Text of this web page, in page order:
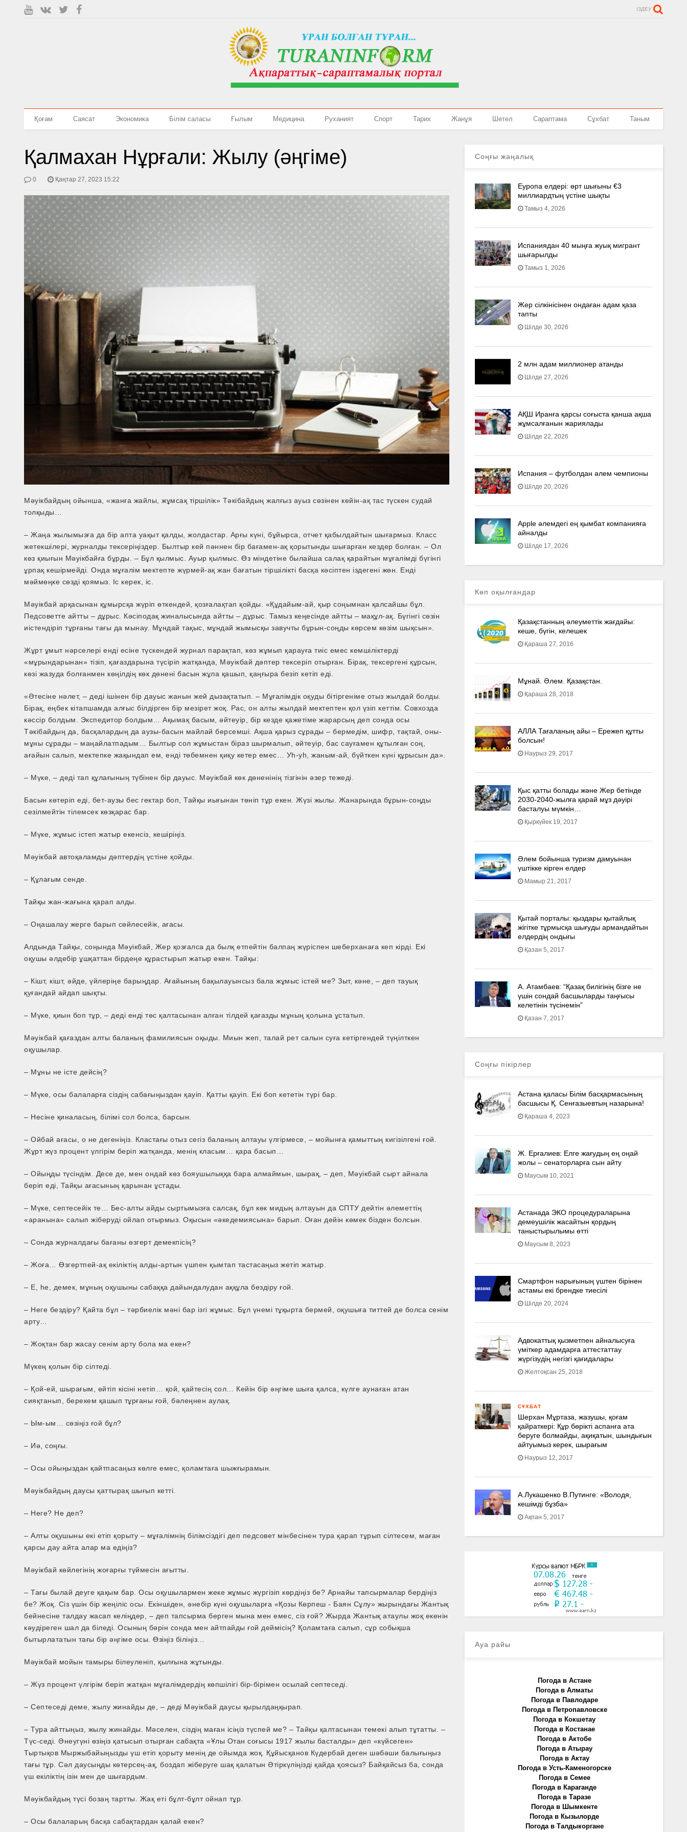
ІЗДЕУ
Қоғам Саясат Экономика Білім саласы Ғылым Медицина Руханият Спорт Тарих Жанұя Шетел Сараптама Сұхбат Таным
Қалмахан Нұрғали: Жылу (әңгіме)
0 Қаңтар 27, 2023 15:22
Мәуікбайдың ойынша, «жанға жайлы, жұмсақ тіршілік» Тәкібайдың жалғыз ауыз сөзінен кейін-ақ тас түскен судай
толқыды…
– Жаңа жылымызға да бір апта уақыт қалды, жолдастар. Арғы күні, бұйырса, отчет қабылдайтын шығармыз. Класс
жетекшілері, журналды тексеріңіздер. Былтыр кей пәннен бір бағамен­-ақ қорытынды шығарған кездер болған. – Ол
көз қиығын Мәуікбайға бұрды. – Бұл қылмыс. Ауыр қылмыс. Өз міндетіне былайша салақ қарайтын мұғалімді бүгінгі
ұрпақ кешірмейді. Онда мұғалім мектепте жүрмей­-ақ жан бағатын тіршілікті басқа кәсіптен іздегені жөн. Енді
мәймөңке сөзді қоямыз. Іс керек, іс.
Мәуікбай арқасынан құмырсқа жүріп өткендей, қозғалақтап қойды. «Құдайым-­ай, қыр соңымнан қалсайшы бұл.
Педсоветте айтты – дұрыс. Кәсіподақ жиналысында айтты – дұрыс. Тамыз кеңесінде айтты – мақұл-­ақ. Бүгінгі сөзін
иістендіріп тұрғаны тағы да мынау. Мұндай тақыс, мұндай жымысқы завучты бұрын­-соңды көрсем көзім шықсын».
Жұрт ұмыт нәрселері енді есіне түскендей журнал парақтап, көз жұмып қарауға тиіс емес кемшіліктерді
«мұрындарынан» тізіп, қағаздарына түсіріп жатқанда, Мәуікбай дәптер тексеріп отырған. Бірақ, тексергені құрсын,
көзі жазуда болғанмен көңілдің көк дөнені басын жұла қашып, қаңғыра безіп кетіп еді.
«Әтесіне нәлет, – деді ішінен бір дауыс жанын жей дызақтатып. – Мұғалімдік оқуды бітіргеніме отыз жылдай болды.
Бірақ, еңбек кітапшамда алғыс білдірген бір мезірет жоқ. Рас, он алты жылдай мектептен қол үзіп кеттім. Совхозда
кәссір болдым. Экспедитор болдым… Ақымақ басым, әйтеуір, бір кезде қажетіме жарарсың деп сонда осы
Тәкібайдың да, басқалардың да аузы­-басын майлай берсемші. Ақша қарыз сұрады – бермедім, шифр, тақтай, оны­-
мұны сұрады – маңайлатпадым… Былтыр сол жұмыстан біраз шырмалып, әйтеуір, бас сауғамен құтылған соң,
ағайын салып, мектепке жақындап ем, енді төбемнен қиқу кетер емес… Уһ­-уһ, жаным-­ай, бүйткен күні құрысын да».
– Мүке, – деді тап құлағының түбінен бір дауыс. Мәуікбай көк дөненінің тізгінін әзер тежеді.
Басын көтеріп еді, бет­-аузы бес гектар боп, Тайқы иығынан төніп тұр екен. Жүзі жылы. Жанарында бұрын-­соңды
сезілмейтін тілемсек көзқарас бар.
– Мүке, жұмыс істеп жатыр екенсіз, кешіріңіз.
Мәуікбай автоқаламды дәптердің үстіне қойды.
– Құлағым сенде.
Тайқы жан-жағына қарап алды.
– Оңашалау жерге барып сөйлесейік, ағасы.
Алдында Тайқы, соңында Мәуікбай, Жер қозғалса да былқ етпейтін балпаң жүріспен шеберханаға кеп кірді. Екі
оқушы әлдебір ұшқаттан бірдеңе құрастырып жатыр екен. Тайқы:
– Кішт, кішт, әйде, үйлеріңе барыңдар. Ағайының бақылауынсыз бала жұмыс істей ме? Зыт, кәне, – деп тауық
қуғандай айдап шықты.
– Мүке, қиын боп тұр, – деді енді төс қалтасынан алған тілдей қағазды мұның қолына ұстатып.
Мәуікбай қағаздан алты баланың фамилиясын оқыды. Миын жеп, талай рет салын суға кетіргендей түңілткен
оқушылар.
– Мұны не істе дейсің?
– Мүке, осы балаларға сіздің сабағыңыздан қауіп. Қатты қауіп. Екі боп кететін түрі бар.
– Несіне қиналасың, білімі сол болса, барсын.
– Ойбай ағасы, о не дегеніңіз. Кластағы отыз сегіз баланың алтауы үлгірмесе, – мойынға қамыттың кигізілгені ғой.
Жұрт жүз процент үлгірім беріп жатқанда, менің класым… қара басып…
– Ойыңды түсіндім. Десе де, мен ондай көз бояушылыққа бара алмаймын, шырақ, – деп, Мәуікбай сырт айнала
беріп еді, Тайқы ағасының қарынан ұстады.
– Мүке, септесейік те… Бес-алты айды сыртымызға салсақ, бұл көк мидың алтауын да СПТУ дейтін әлеметтің
«аранына» салып жіберуді ойлап отырмыз. Оқысын «әкедемиясына» барып. Оған дейін көмек бізден болсын.
– Сонда журналдағы бағаны өзгерт демекпісің?
– Жоға… Өзгертпей­-ақ екіліктің алды­-артын үшпен қымтап тастасаңыз жетіп жатыр.
– Е, һе, демек, мұның оқушыны сабаққа дайындалудан аққұла бездіру ғой.
– Неге бездіру? Қайта бұл – тәрбиелік мәні бар ізгі жұмыс. Бұл үнемі тұқырта бермей, оқушыға титтей де болса сенім
арту…
– Жоқтан бар жасау сенім арту бола ма екен?
Мүкең қолын бір сілтеді.
– Қой­-ей, шырағым, өйтіп кісіні нетіп… қой, қайтесің сол… Кейін бір әңгіме шыға қалса, күлге аунаған атан
сияқтанып, берекем қашып тұрғаны ғой, бәлеңнен аулақ.
– Ым-­ым… сөзіңіз ғой бұл?
– Иә, соңғы.
– Осы ойыңыздан қайтпасаңыз көлге емес, қоламтаға шыжғырамын.
Мәуікбайдың даусы қаттырақ шығып кетті.
– Неге? Не деп?
– Алты оқушыны екі етіп қорыту – мұғалімнің білімсіздігі деп педсовет мінбесінен тура қарап тұрып сілтесем, маған
қарсы дау айта алар ма едіңіз?
Мәуікбай көйлегінің жоғарғы түймесін ағытты.
– Тағы былай деуге қақым бар. Осы оқушылармен жеке жұмыс жүргізіп көрдіңіз бе? Арнайы тапсырмалар бердіңіз
бе? Жоқ. Сіз үшін бір жеңіліс осы. Екіншіден, әнебір күні оқушыларға «Қозы Көрпеш -­ Баян Сұлу» жырындағы Жантық
бейнесіне талдау жасап келіңдер, – деп тапсырма берген мына мен емес, сіз ғой? Жырда Жантық атаулы жоқ екенін
кәудіреген шал да біледі. Осының бәрін сонда мен айтпайды ғой деймісің? Қоламтаға салып, сұр собықша
бытырлататын тағы бір әңгіме осы. Өзіңіз біліңіз…
Мәуікбай мойын тамыры білеуленіп, қылғына жұтынды.
– Жүз процент үлгірім беріп жатқан мұғалімдердің көпшілігі бір-­бірімен осылай септеседі.
– Септеседі деме, жылу жинайды де, – деді Мәуікбай даусы қырылдаңқырап.
– Тура айттыңыз, жылу жинайды. Мәселен, сіздің маған ісіңіз түспей ме? – Тайқы қалтасынан темекі алып тұтатты. –
Түс­-се­ді. Әнеугүні өзіңіз қатысып отырған сабақта «Ұлы Отан соғысы 1917 жылы басталды» деп «күйсеген»
Тыртықов Мыржыбайыңызды үш етіп қорыту менің де ойымда жоқ. Құйысқанов Күдербай деген шәбәши балығыңыз
тағы тұр. Сәл даусыңды көтерсең­-ақ, боздап жіберуге шақ қалатын Әтіркүліңізді қайда қоясыз? Байқайсыз ба, сонда
үш екіліктің ізін мен де шығардым.
Мәуікбайдың түсі бозаң тартты. Жақ еті бұлт-­бұлт ойнап тұр.
– Осы балаларың басқа сабақтардан қалай екен?
Соңғы жаңалық
Еуропа елдері: өрт шығыны €3
миллиардтың үстіне шықты
Тамыз 4, 2026
Испаниядан 40 мыңға жуық мигрант
шығарылды
Тамыз 1, 2026
Жер сілкінісінен ондаған адам қаза
тапты
Шілде 30, 2026
2 млн адам миллионер атанды
Шілде 27, 2026
АҚШ Иранға қарсы соғыста қанша ақша
жұмсалғанын жариялады
Шілде 22, 2026
Испания – футболдан әлем чемпионы
Шілде 20, 2026
Apple әлемдегі ең қымбат компанияға
айналды
Шілде 17, 2026
Көп оқылғандар
Қазақстанның әлеуметтік жағдайы:
кеше, бүгін, келешек
Қараша 27, 2016
Мұнай. Әлем. Қазақстан.
Қараша 28, 2018
АЛЛА Тағаланың айы – Ережеп құтты
болсын!
Наурыз 29, 2017
Қыс қатты болады және Жер бетінде
2030-2040­-жылға қарай мұз дәуірі
басталуы мүмкін…
Қыркүйек 19, 2017
Әлем бойынша туризм дамуынан
үштікке кірген елдер
Мамыр 21, 2017
Қытай порталы: қыздары қытайлық
жігітке тұрмысқа шығуды армандайтын
елдердің ондығы
Қазан 5, 2017
А. Атамбаев: “Қазақ билігінің бізге не
үшін сондай басшыларды таңғысы
келетінін түсінемін”
Қазан 7, 2017
Соңғы пікірлер
Астана қаласы Білім басқармасының
басшысы Қ. Сенғазыевтың назарына!
Қараша 4, 2023
Ж. Ерғалиев: Елге жағудың ең оңай
жолы – сенаторларға сын айту
Маусым 10, 2021
Астанада ЭКО процедураларына
демеушілік жасайтын қордың
таныстырылымы өтті
Маусым 8, 2023
Смартфон нарығының үштен бірінен
астамы екі брендке тиесілі
Шілде 20, 2024
Адвокаттық қызметпен айналысуға
үмiткер адамдарға аттестаттау
жүргізудің негізгі қағидалары
Желтоқсан 25, 2018
СҰХБАТ
Шерхан Мұртаза, жазушы, қоғам
қайраткері: Құр бөрікті аспанға ата
беруге болмайды, ақиқатын, шындығын
айтуымыз керек, шырағым
Наурыз 12, 2017
А.Лукашенко В.Путинге: «Володя,
кешімді бұзба»
Ақпан 5, 2017
Ауа райы
Погода в Астане
Погода в Алматы
Погода в Павлодаре
Погода в Петропавловске
Погода в Кокшетау
Погода в Костанае
Погода в Актобе
Погода в Атырау
Погода в Актау
Погода в Усть-Каменогорске
Погода в Семее
Погода в Караганде
Погода в Таразе
Погода в Шымкенте
Погода в Кызылорде
Погода в Талдыкоргане